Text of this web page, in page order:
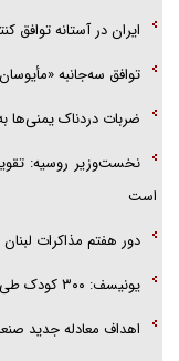
ایران در آستانه توافق
توافق سه‌جانبه
ضربات دردناک یمنی‌ها
نخست‌وزیر روسیه:‌
است
دور هفتم مذاکرات
یونیسف: ۳۰۰ کودک طی ۳۰۰ روز آتش بس در غزه به شهادت رسیده اند
اهداف معادله جدید